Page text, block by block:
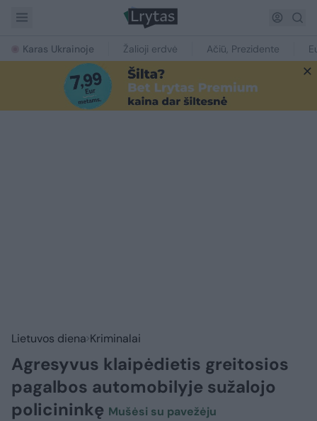
Karas Ukrainoje Žalioji erdvė Ačiū, Prezidente
Lietuvos diena Kriminalai
Agresyvus klaipėdietis greitosios
pagalbos automobilyje sužalojo
policininkę Mušėsi su pavežėju